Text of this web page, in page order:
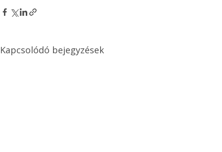
Kapcsolódó bejegyzések